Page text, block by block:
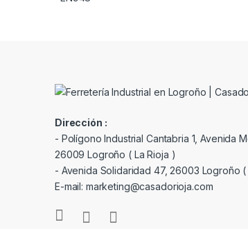
Dirección :
- Polígono Industrial Cantabria 1, Avenida
26009 Logroño ( La Rioja )
- Avenida Solidaridad 47, 26003 Logroño (
E-mail: marketing@casadorioja.com